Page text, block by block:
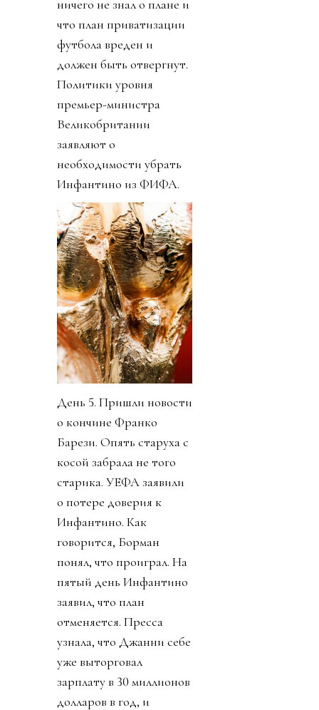
ничего не знал о плане и
что план приватизации
футбола вреден и
должен быть отвергнут.
Политики уровня
премьер-министра
Великобритании
заявляют о
необходимости убрать
Инфантино из ФИФА.
День 5. Пришли новости
о кончине Франко
Барези. Опять старуха с
косой забрала не того
старика. УЕФА заявили
о потере доверия к
Инфантино. Как
говорится, Борман
понял, что проиграл. На
пятый день Инфантино
заявил, что план
отменяется. Пресса
узнала, что Джанни себе
уже выторговал
зарплату в 30 миллионов
долларов в год, и